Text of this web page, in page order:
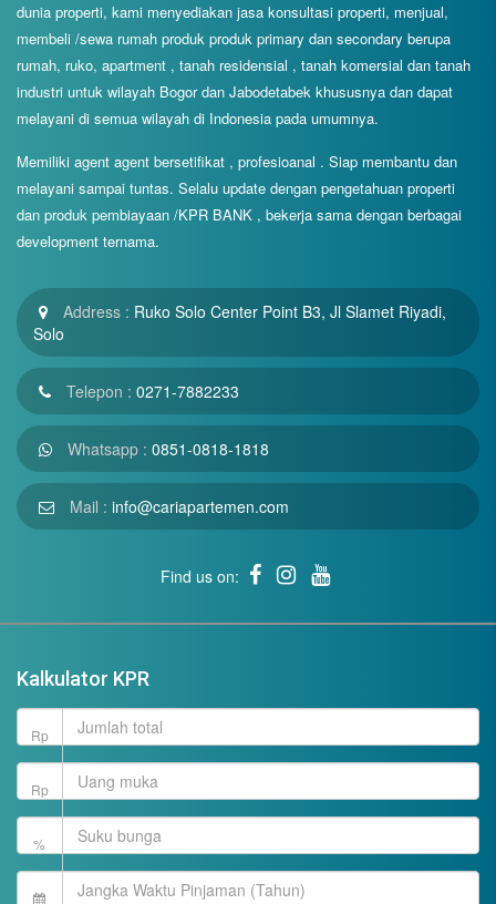
dunia properti, kami menyediakan jasa konsultasi properti, menjual,
membeli /sewa rumah produk produk primary dan secondary berupa
rumah, ruko, apartment , tanah residensial , tanah komersial dan tanah
industri untuk wilayah Bogor dan Jabodetabek khususnya dan dapat
melayani di semua wilayah di Indonesia pada umumnya.
Memiliki agent agent bersetifikat , profesioanal . Siap membantu dan
melayani sampai tuntas. Selalu update dengan pengetahuan properti
dan produk pembiayaan /KPR BANK , bekerja sama dengan berbagai
development ternama.
Address : Ruko Solo Center Point B3, Jl Slamet Riyadi,
Solo
Telepon : 0271-7882233
Whatsapp : 0851-0818-1818
Mail : info@cariapartemen.com
Find us on:
Kalkulator KPR
Rp
Rp
%